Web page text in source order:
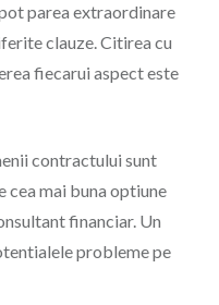
parea extraordinare
clauze. Citirea cu
fiecarui aspect este
contractului sunt
cea mai buna optiune
financiar. Un
probleme pe